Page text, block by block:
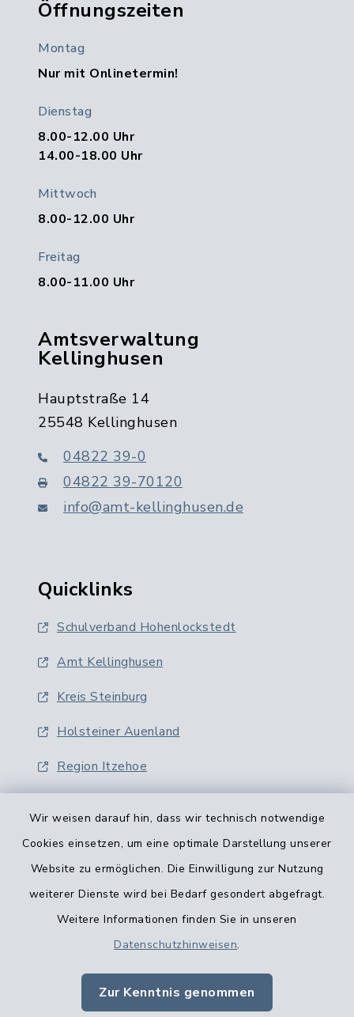
Wir weisen darauf hin, dass wir technisch notwendige
Cookies einsetzen, um eine optimale Darstellung unserer
Website zu ermöglichen. Die Einwilligung zur Nutzung
weiterer Dienste wird bei Bedarf gesondert abgefragt.
Weitere Informationen finden Sie in unseren
Datenschutzhinweisen.
Zur Kenntnis genommen
Öffnungszeiten
Montag
Nur mit Onlinetermin!
Dienstag
8.00-12.00 Uhr
14.00-18.00 Uhr
Mittwoch
8.00-12.00 Uhr
Freitag
8.00-11.00 Uhr
Amtsverwaltung
Kellinghusen
Hauptstraße 14
25548 Kellinghusen
04822 39-0
04822 39-70120
info@amt-kellinghusen.de
Quicklinks
Schulverband Hohenlockstedt
Amt Kellinghusen
Kreis Steinburg
Holsteiner Auenland
Region Itzehoe
Barrierefreiheit
Impressum